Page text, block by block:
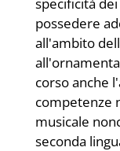
possedere
all'ambito
corso anche
competenze
musicale
seconda